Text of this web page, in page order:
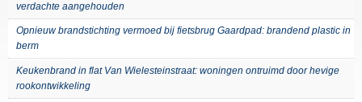
verdachte aangehouden
Opnieuw brandstichting vermoed bij fietsbrug Gaardpad: brandend plastic in
berm
Keukenbrand in flat Van Wielesteinstraat: woningen ontruimd door hevige
rookontwikkeling